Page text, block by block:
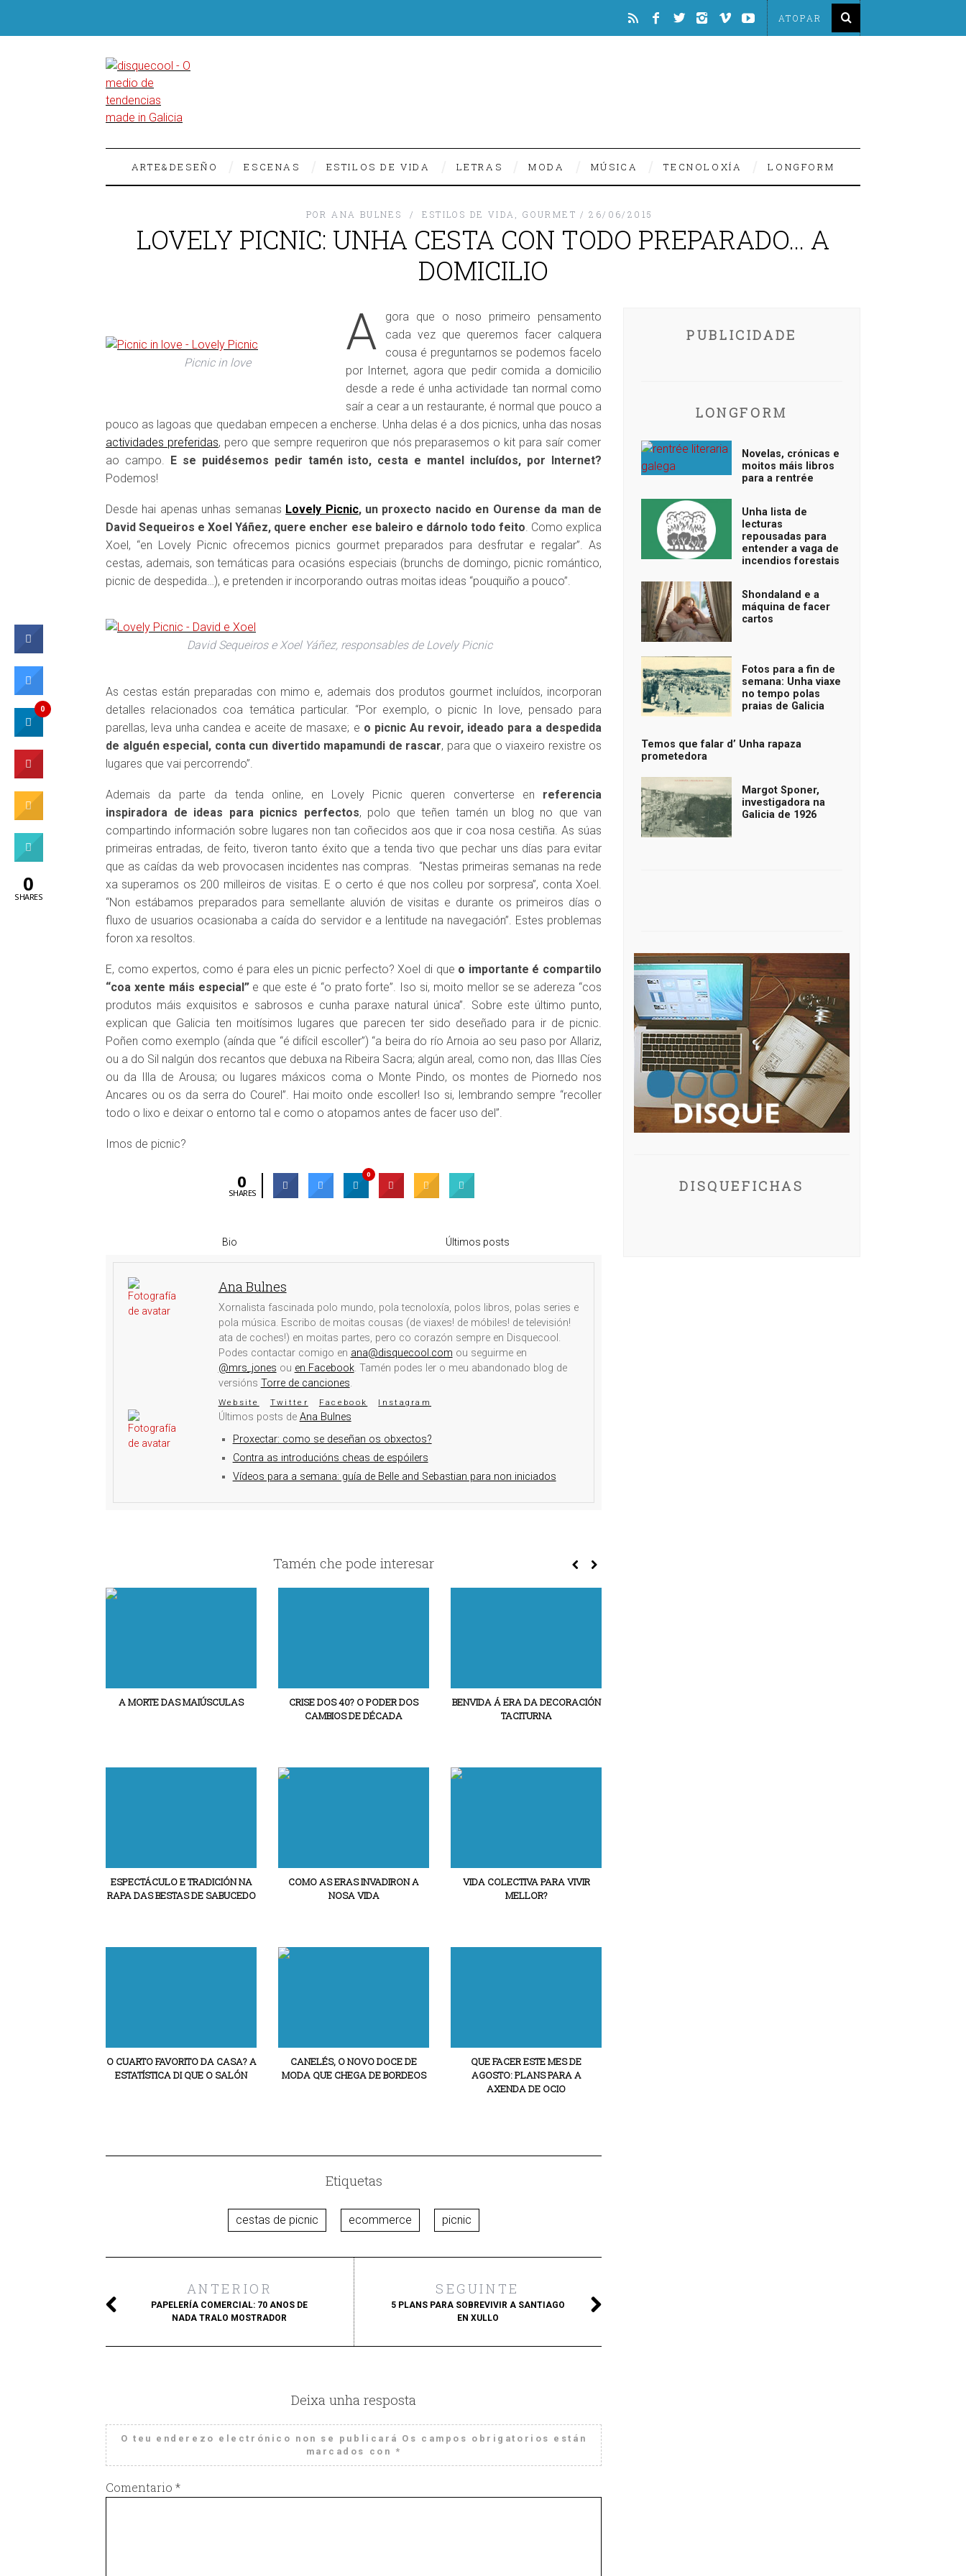
ARTE&DESEÑO ESCENAS ESTILOS DE VIDA LETRAS MODA MÚSICA TECNOLOXÍA LONGFORM
POR ANA BULNES ESTILOS DE VIDA ,GOURMET 26/06/2015
LOVELY PICNIC: UNHA CESTA CON TODO PREPARADO… A
DOMICILIO
Picnic in love
A
gora que o noso primeiro pensamento
cada vez que queremos facer calquera
cousa é preguntarnos se podemos facelo
por Internet, agora que pedir comida a domicilio
desde a rede é unha actividade tan normal como
saír a cear a un restaurante, é normal que pouco a
pouco as lagoas que quedaban empecen a encherse. Unha delas é a dos picnics, unha das nosas
actividades preferidas, pero que sempre requeriron que nós preparasemos o kit para saír comer
ao campo. E se puidésemos pedir tamén isto, cesta e mantel incluídos, por Internet?
Podemos!
Desde hai apenas unhas semanas Lovely Picnic, un proxecto nacido en Ourense da man de
David Sequeiros e Xoel Yáñez, quere encher ese baleiro e dárnolo todo feito. Como explica
Xoel, “en Lovely Picnic ofrecemos picnics gourmet preparados para desfrutar e regalar”. As
cestas, ademais, son temáticas para ocasións especiais (brunchs de domingo, picnic romántico,
picnic de despedida…), e pretenden ir incorporando outras moitas ideas “pouquiño a pouco”.
David Sequeiros e Xoel Yáñez, responsables de Lovely Picnic
As cestas están preparadas con mimo e, ademais dos produtos gourmet incluídos, incorporan
detalles relacionados coa temática particular. “Por exemplo, o picnic In love, pensado para
parellas, leva unha candea e aceite de masaxe; e o picnic Au revoir, ideado para a despedida
de alguén especial, conta cun divertido mapamundi de rascar, para que o viaxeiro rexistre os
lugares que vai percorrendo”.
Ademais da parte da tenda online, en Lovely Picnic queren converterse en referencia
inspiradora de ideas para picnics perfectos, polo que teñen tamén un blog no que van
compartindo información sobre lugares non tan coñecidos aos que ir coa nosa cestiña. As súas
primeiras entradas, de feito, tiveron tanto éxito que a tenda tivo que pechar uns días para evitar
que as caídas da web provocasen incidentes nas compras.
“Nestas primeiras semanas na rede
xa superamos os 200 milleiros de visitas. E o certo é que nos colleu por sorpresa”, conta Xoel.
“Non estábamos preparados para semellante aluvión de visitas e durante os primeiros días o
fluxo de usuarios ocasionaba a caída do servidor e a lentitude na navegación”. Estes problemas
foron xa resoltos.
E, como expertos, como é para eles un picnic perfecto? Xoel di que o importante é compartilo
“coa xente máis especial”e que este é “o prato forte”. Iso si, moito mellor se se adereza “cos
produtos máis exquisitos e sabrosos e cunha paraxe natural única”. Sobre este último punto,
explican que Galicia ten moitísimos lugares que parecen ter sido deseñado para ir de picnic.
Poñen como exemplo (aínda que “é difícil escoller”) “a beira do río Arnoia ao seu paso por Allariz,
ou a do Sil nalgún dos recantos que debuxa na Ribeira Sacra; algún areal, como non, das Illas Cíes
ou da Illa de Arousa; ou lugares máxicos coma o Monte Pindo, os montes de Piornedo nos
Ancares ou os da serra do Courel”. Hai moito onde escoller! Iso si, lembrando sempre “recoller
todo o lixo e deixar o entorno tal e como o atopamos antes de facer uso del”.
Imos de picnic?
0
SHARES
0
Bio Últimos posts
Ana Bulnes
Xornalista fascinada polo mundo, pola tecnoloxía, polos libros, polas series e
pola música. Escribo de moitas cousas (de viaxes! de móbiles! de televisión!
ata de coches!) en moitas partes, pero co corazón sempre en Disquecool.
Podes contactar comigo en ana@disquecool.com ou seguirme en
@mrs_jones ou en Facebook. Tamén podes ler o meu abandonado blog de
versións Torre de canciones.
Website Twitter Facebook Instagram
Últimos posts de Ana Bulnes
Proxectar: como se deseñan os obxectos?
Contra as introducións cheas de espóilers
Vídeos para a semana: guía de Belle and Sebastian para non iniciados
Tamén che pode interesar
A MORTE DAS MAIÚSCULAS
CRISE DOS 40? O PODER DOS
CAMBIOS DE DÉCADA
BENVIDA Á ERA DA DECORACIÓN
TACITURNA
ESPECTÁCULO E TRADICIÓN NA
RAPA DAS BESTAS DE SABUCEDO
COMO AS ERAS INVADIRON A
NOSA VIDA
VIDA COLECTIVA PARA VIVIR
MELLOR?
O CUARTO FAVORITO DA CASA? A
ESTATÍSTICA DI QUE O SALÓN
CANELÉS, O NOVO DOCE DE
MODA QUE CHEGA DE BORDEOS
QUE FACER ESTE MES DE
AGOSTO: PLANS PARA A
AXENDA DE OCIO
Etiquetas
cestas de picnic ecommerce picnic
ANTERIOR
PAPELERÍA COMERCIAL: 70 ANOS DE
NADA TRALO MOSTRADOR
SEGUINTE
5 PLANS PARA SOBREVIVIR A SANTIAGO
EN XULLO
Deixa unha resposta
O teu enderezo electrónico non se publicará Os campos obrigatorios están
marcados con *
Comentario *
PUBLICIDADE
LONGFORM
Novelas, crónicas e
moitos máis libros
para a rentrée
Unha lista de
lecturas
repousadas para
entender a vaga de
incendios forestais
Shondaland e a
máquina de facer
cartos
Fotos para a fin de
semana: Unha viaxe
no tempo polas
praias de Galicia
Temos que falar d’ Unha rapaza
prometedora
Margot Sponer,
investigadora na
Galicia de 1926
DISQUEFICHAS
0
0
SHARES